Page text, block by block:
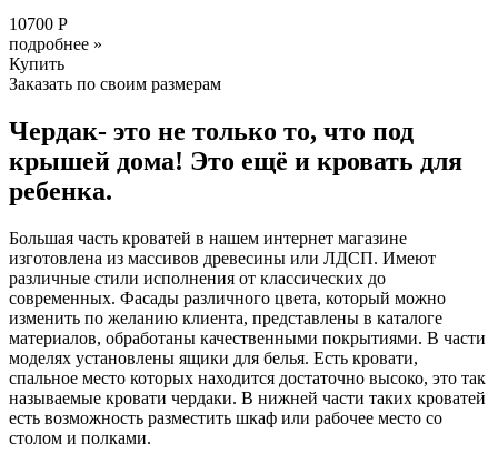
10700 Р
подробнее »
Купить
Заказать по своим размерам
Чердак- это не только то, что под
крышей дома! Это ещё и кровать для
ребенка.
Большая часть кроватей в нашем интернет магазине
изготовлена из массивов древесины или ЛДСП. Имеют
различные стили исполнения от классических до
современных. Фасады различного цвета, который можно
изменить по желанию клиента, представлены в каталоге
материалов, обработаны качественными покрытиями. В части
моделях установлены ящики для белья. Есть кровати,
спальное место которых находится достаточно высоко, это так
называемые кровати чердаки. В нижней части таких кроватей
есть возможность разместить шкаф или рабочее место со
столом и полками.